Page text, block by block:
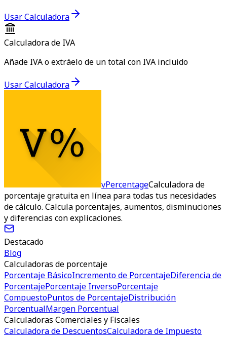
Usar Calculadora
Calculadora de IVA
Añade IVA o extráelo de un total con IVA incluido
Usar Calculadora
vPercentageCalculadora de
porcentaje gratuita en línea para todas tus necesidades
de cálculo. Calcula porcentajes, aumentos, disminuciones
y diferencias con explicaciones.
Destacado
Blog
Calculadoras de porcentaje
Porcentaje BásicoIncremento de PorcentajeDiferencia de
PorcentajePorcentaje InversoPorcentaje
CompuestoPuntos de PorcentajeDistribución
PorcentualMargen Porcentual
Calculadoras Comerciales y Fiscales
Calculadora de DescuentosCalculadora de Impuesto